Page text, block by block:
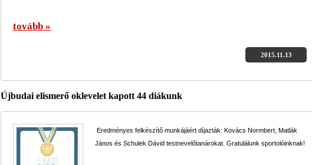
tovább »
2015.11.13
Újbudai elismerő oklevelet kapott 44 diákunk
Eredményes felkészítő munkájáért díjazták: Kovács Normbert, Matlák
János és Schulek Dávid testnevelőtanárokat. Gratulálunk sportolóinknak!